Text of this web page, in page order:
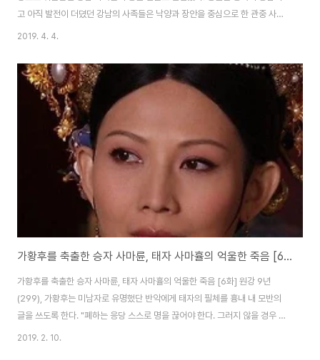
고 아직 발전이 더뎠던 강남의 사족들은 낙양과 장안을 중심으로 한 관중 사대
부들의 무시를 받기 일쑤였다. 당시 『중원으로 이주』한 강남 사족을 대표하는
하자 사공 장화는 명망이 높던 저도에게 이런 편지를 보냈다. "이륙(육기, 육운)
은 용이 강한江漢에서 뛰어오른 것 같고, 언선(고영)은 봉이 조양朝陽에서 우
는 것 같았소." 그럼에도 중원 명문가들은 강남 사족들을 쉽게 인정하지 않았
다. 육기가 처음 낙양에 갔을 때 장화에게 자신이 앞으로 인사하러 가야 할 곳을
물었는데 유보가 그..
2019. 4. 4.
가황후를 축출한 승자 사마륜, 태자 사마휼의 억울한 죽음 [6화]
가황후를 축출한 승자 사마륜, 태자 사마휼의 억울한 죽음 [6화] 원강 9년
(299), 가황후는 미남자로 유명했단 반악에게 태자의 필체를 흉내 내 모반의
글을 쓰도록 한다. "폐하는 응당 스스로 명을 끊어야 한다. 그러지 않을 경우 태
자인 내가 대신할 수밖에 없다. 생모인 사숙비와 함께 날짜 안에 동시에 행하기
2019. 2. 10.